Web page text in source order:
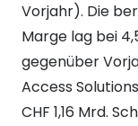
Vorjahr). Die
Marge lag bei
gegenüber
Access
CHF 1,16 Mrd.